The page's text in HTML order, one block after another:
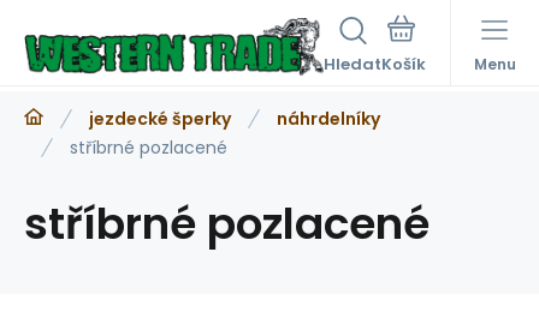
Hledat Menu
jezdecké šperky
náhrdelníky
stříbrné pozlacené
stříbrné pozlacené